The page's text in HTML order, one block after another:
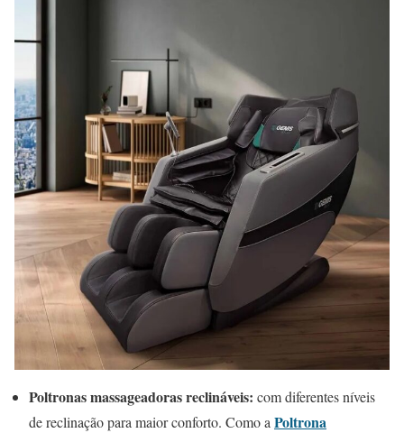
Poltronas massageadoras reclináveis: com diferentes níveis
de reclinação para maior conforto. Como a Poltrona